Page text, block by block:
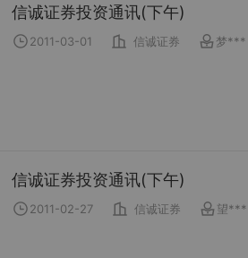
信诚证券投资通讯(下午)
2011-03-01 信诚证券 梦***
信诚证券投资通讯(下午)
2011-02-27 信诚证券 望***